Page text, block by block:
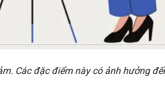
Các đặc điểm này có ảnh hưởng